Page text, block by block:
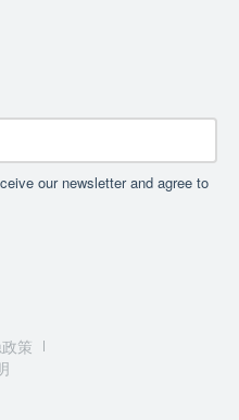
our newsletter and agree to
策